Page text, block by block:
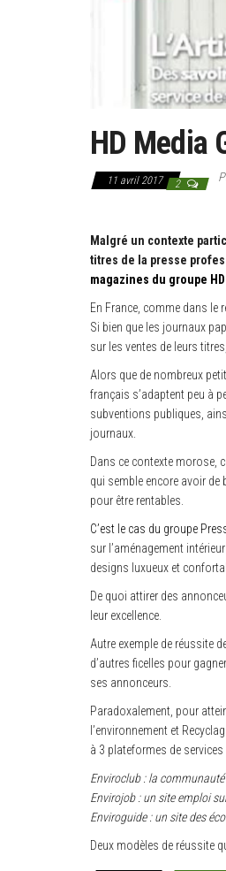
HD Media
11 avril 2017 2
Malgré un contexte
titres de la presse
magazines du groupe
En France, comme dans le
Si bien que les journaux
sur les ventes de leurs
Alors que de nombreux
français s’adaptent peu à
subventions publiques,
journaux.
Dans ce contexte morose,
qui semble encore avoir de
pour être rentables.
C’est le cas du groupe
sur l’aménagement
designs luxueux et
De quoi attirer des
leur excellence.
Autre exemple de réussite
d’autres ficelles pour
ses annonceurs.
Paradoxalement, pour
l’environnement et
à 3 plateformes de services
Enviroclub: la communauté
Envirojob: un site emploi
Enviroguide: un site des
Deux modèles de réussite